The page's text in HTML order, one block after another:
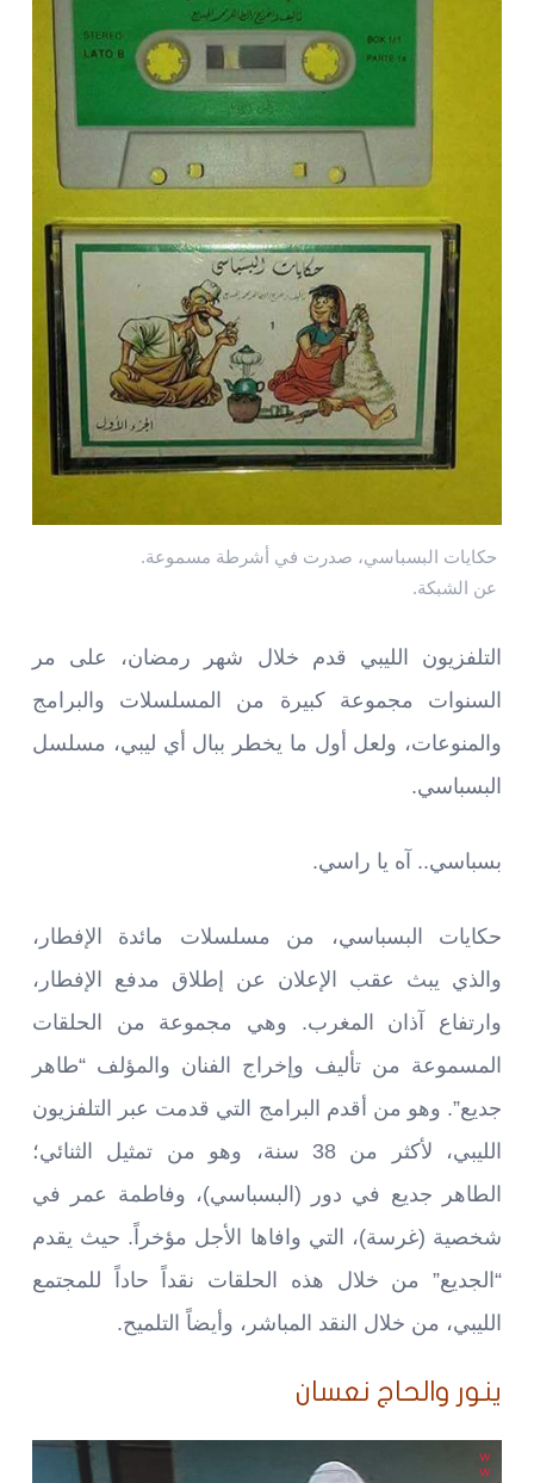
حكايات البسباسي، صدرت في أشرطة مسموعة.
عن الشبكة.
التلفزيون الليبي قدم خلال شهر رمضان، على مر
السنوات مجموعة كبيرة من المسلسلات والبرامج
والمنوعات، ولعل أول ما يخطر ببال أي ليبي، مسلسل
البسباسي.
بسباسي.. آه يا راسي.
حكايات البسباسي، من مسلسلات مائدة الإفطار،
والذي يبث عقب الإعلان عن إطلاق مدفع الإفطار،
وارتفاع آذان المغرب. وهي مجموعة من الحلقات
المسموعة من تأليف وإخراج الفنان والمؤلف “طاهر
جديع”. وهو من أقدم البرامج التي قدمت عبر التلفزيون
الليبي، لأكثر من 38 سنة، وهو من تمثيل الثنائي؛
الطاهر جديع في دور (البسباسي)، وفاطمة عمر في
شخصية (غرسة)، التي وافاها الأجل مؤخراً. حيث يقدم
“الجديع” من خلال هذه الحلقات نقداً حاداً للمجتمع
الليبي، من خلال النقد المباشر، وأيضاً التلميح.
ينور والحاج نعسان